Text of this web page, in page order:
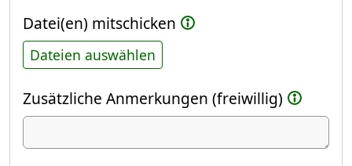
Datei(en) mitschicken
Dateien auswählen
Zusätzliche Anmerkungen (freiwillig)